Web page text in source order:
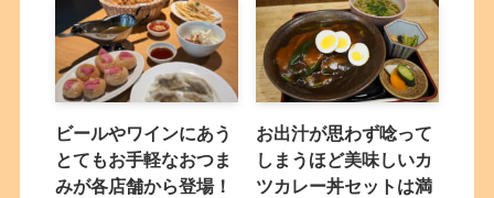
ビールやワインにあう
とてもお手軽なおつま
みが各店舗から登場！
お出汁が思わず唸って
しまうほど美味しいカ
ツカレー丼セットは満